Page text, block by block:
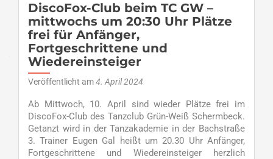
DiscoFox-Club beim TC GW –
mittwochs um 20:30 Uhr Plätze
frei für Anfänger,
Fortgeschrittene und
Wiedereinsteiger
Veröffentlicht am4. April 2024
Ab Mittwoch, 10. April sind wieder Plätze frei im
DiscoFox-Club des Tanzclub Grün-Weiß Schermbeck.
Getanzt wird in der Tanzakademie in der Bachstraße
3. Trainer Eugen Gal heißt um 20.30 Uhr Anfänger,
Fortgeschrittene und Wiedereinsteiger herzlich